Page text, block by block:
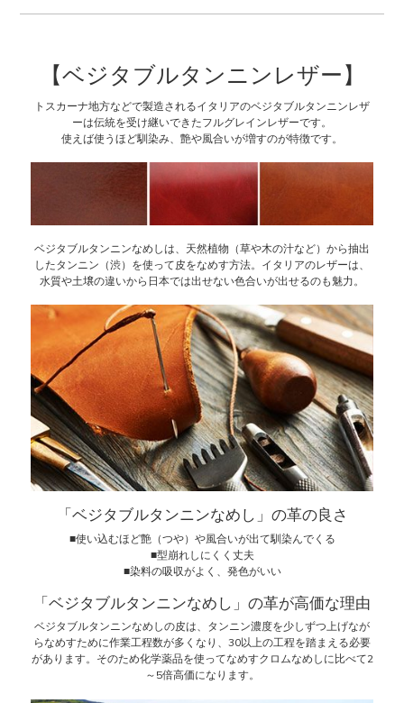
【ベジタブルタンニンレザー】
トスカーナ地方などで製造されるイタリアのベジタブルタンニンレザ
ーは伝統を受け継いできたフルグレインレザーです。
使えば使うほど馴染み、艶や風合いが増すのが特徴です。
ベジタブルタンニンなめしは、天然植物（草や木の汁など）から抽出
したタンニン（渋）を使って皮をなめす方法。イタリアのレザーは、
水質や土壌の違いから日本では出せない色合いが出せるのも魅力。
「ベジタブルタンニンなめし」の革の良さ
■使い込むほど艶（つや）や風合いが出て馴染んでくる
■型崩れしにくく丈夫
■染料の吸収がよく、発色がいい
「ベジタブルタンニンなめし」の革が高価な理由
ベジタブルタンニンなめしの皮は、タンニン濃度を少しずつ上げなが
らなめすために作業工程数が多くなり、30以上の工程を踏まえる必要
があります。そのため化学薬品を使ってなめすクロムなめしに比べて2
～5倍高価になります。